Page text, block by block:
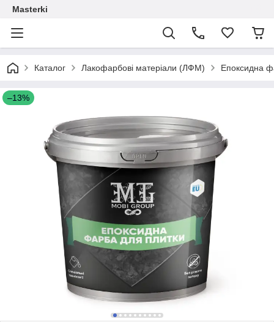
Masterki
Каталог Лакофарбові матеріали (ЛФМ) Епоксидна
–13%